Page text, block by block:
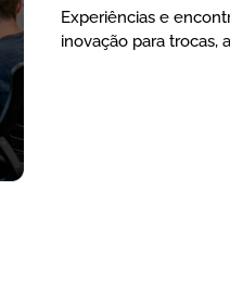
Experiências e
inovação para trocas,